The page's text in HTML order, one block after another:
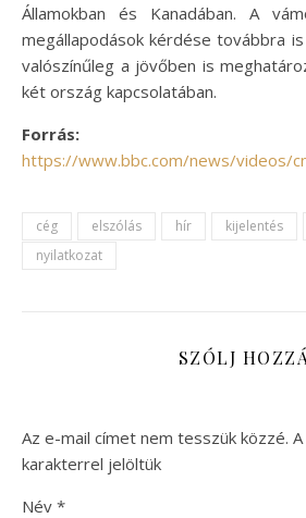
Államokban és Kanadában. A
megállapodások kérdése továbbra
valószínűleg a jövőben is
két ország kapcsolatában.
Forrás:
https://www.bbc.com/news/videos/
cég elszólás hír kijelentés
nyilatkozat
SZÓLJ HOZZÁ
Az e-mail címet nem tesszük közzé.
karakterrel jelöltük
Név *